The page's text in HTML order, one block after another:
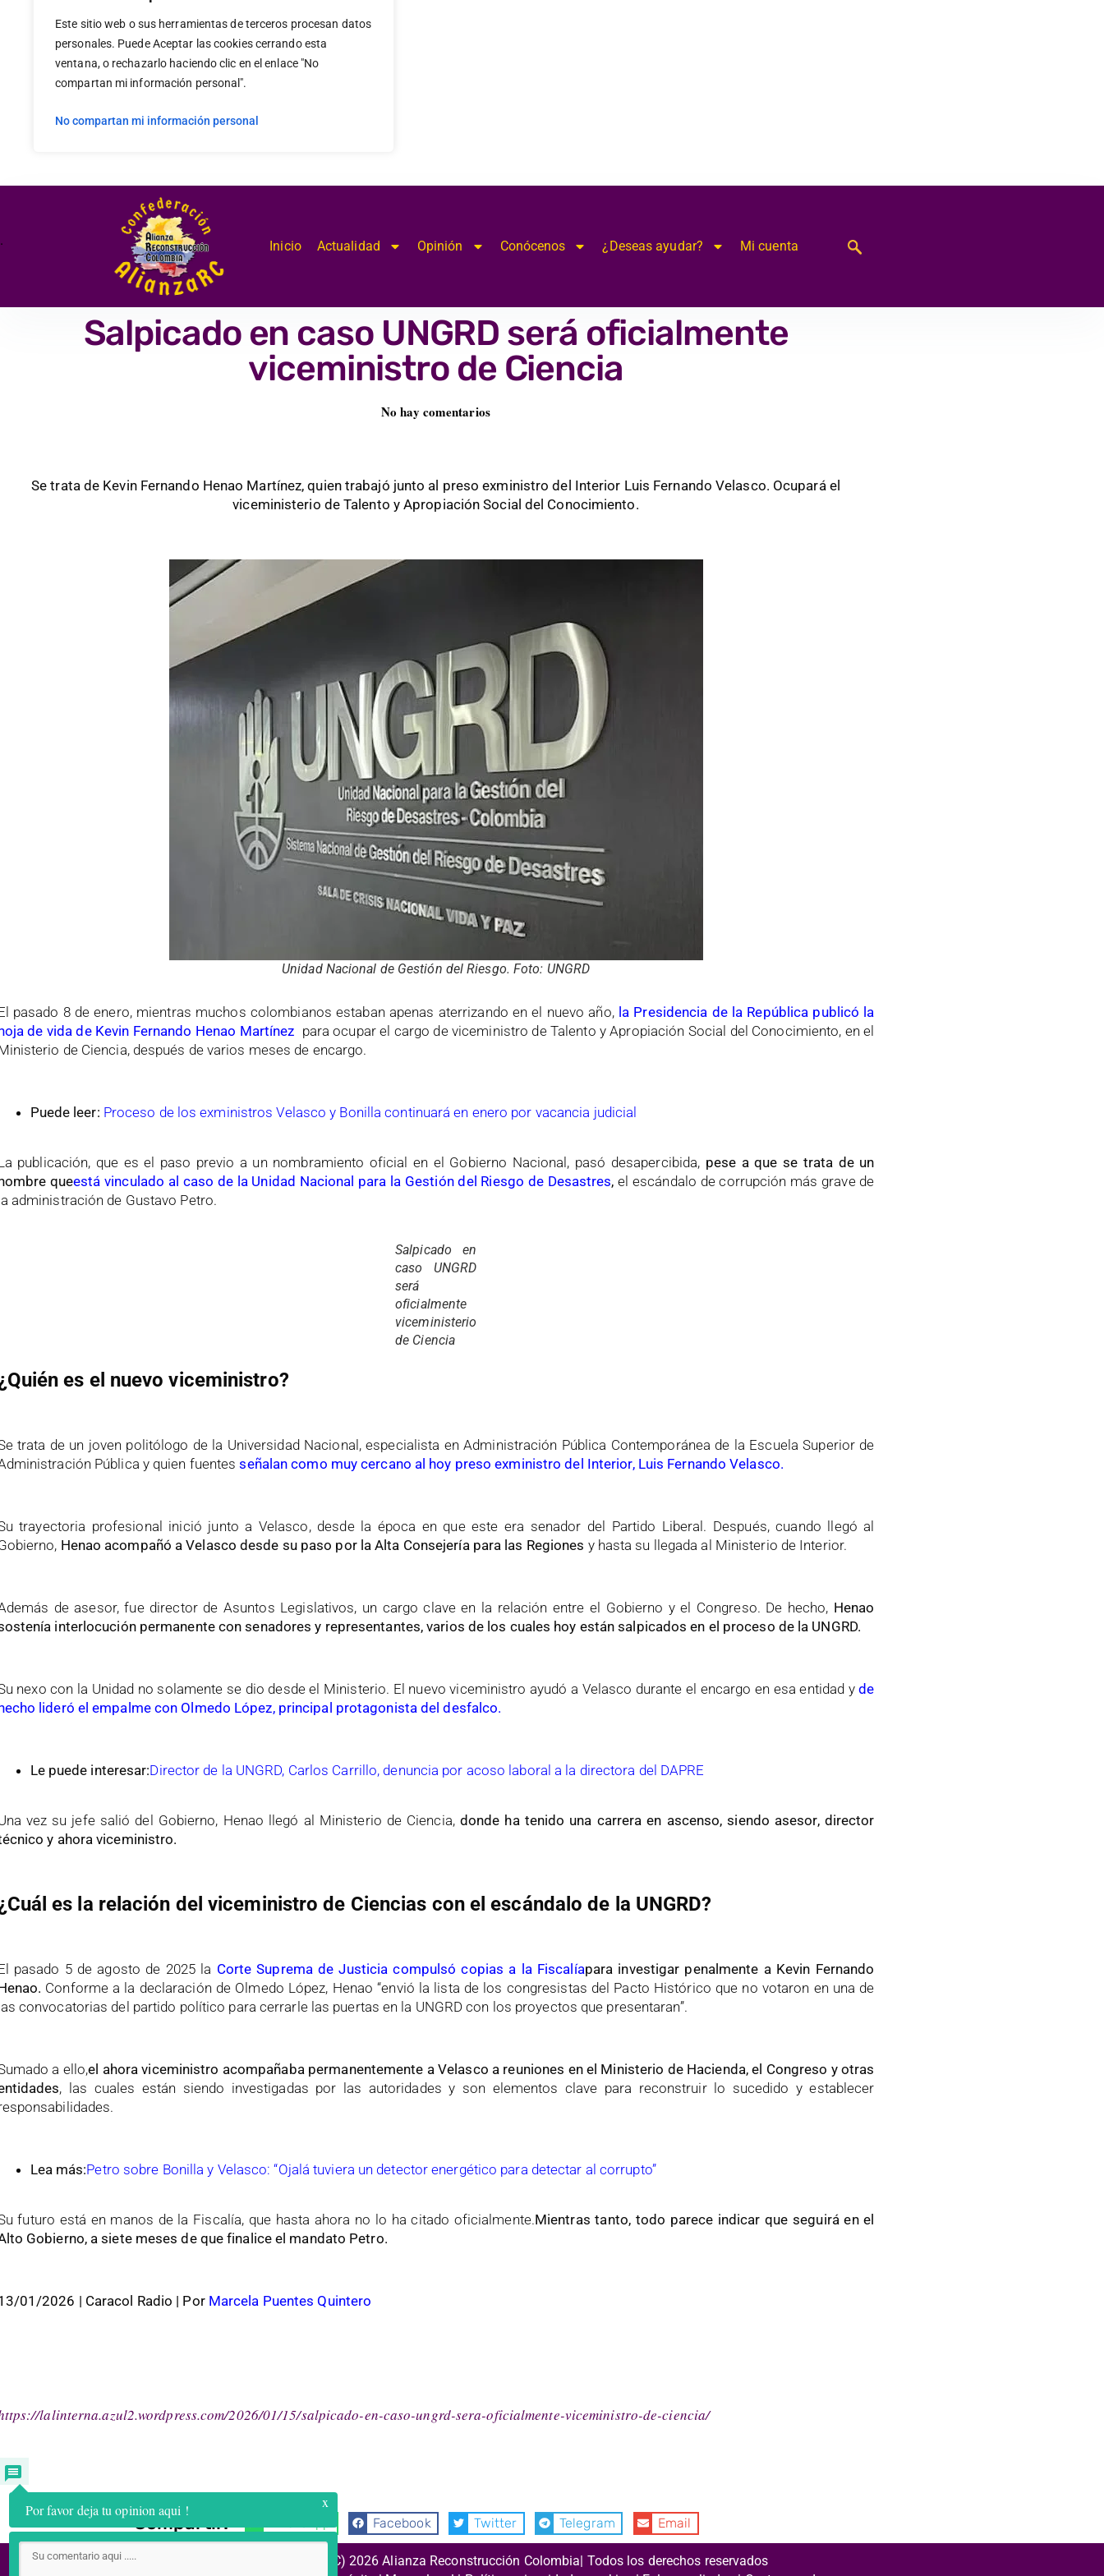
Este sitio web o sus herramientas de terceros procesan datos
personales. Puede Aceptar las cookies cerrando esta
ventana, o rechazarlo haciendo clic en el enlace "No
compartan mi información personal".
No compartan mi información personal
. Inicio Actualidad Opinión Conócenos ¿Deseas ayudar? Mi cuenta
Salpicado en caso UNGRD será oficialmente
viceministro de Ciencia
No hay comentarios
Se trata de Kevin Fernando Henao Martínez, quien trabajó junto al preso exministro del Interior Luis Fernando Velasco. Ocupará el
viceministerio de Talento y Apropiación Social del Conocimiento.
Unidad Nacional de Gestión del Riesgo. Foto: UNGRD
pasado 8 de enero, mientras muchos colombianos estaban apenas aterrizando en el nuevo año, la Presidencia de la República publicó la
de vida de Kevin Fernando Henao Martínez para ocupar el cargo de viceministro de Talento y Apropiación Social del Conocimiento, en el
de Ciencia, después de varios meses de encargo.
Puede leer: Proceso de los exministros Velasco y Bonilla continuará en enero por vacancia judicial
publicación, que es el paso previo a un nombramiento oficial en el Gobierno Nacional, pasó desapercibida, pese a que se trata de un
queestá vinculado al caso de la Unidad Nacional para la Gestión del Riesgo de Desastres, el escándalo de corrupción más grave de
administración de Gustavo Petro.
Salpicado en
caso UNGRD
será
oficialmente
viceministerio
de Ciencia
es el nuevo viceministro?
trata de un joven politólogo de la Universidad Nacional, especialista en Administración Pública Contemporánea de la Escuela Superior de
Pública y quien fuentesseñalan como muy cercano al hoy preso exministro del Interior, Luis Fernando Velasco.
trayectoria profesional inició junto a Velasco, desde la época en que este era senador del Partido Liberal. Después, cuando llegó al
Henao acompañó a Velasco desde su paso por la Alta Consejería para las Regiones y hasta su llegada al Ministerio de Interior.
de asesor, fue director de Asuntos Legislativos, un cargo clave en la relación entre el Gobierno y el Congreso. De hecho, Henao
interlocución permanente con senadores y representantes, varios de los cuales hoy están salpicados en el proceso de la UNGRD.
nexo con la Unidad no solamente se dio desde el Ministerio. El nuevo viceministro ayudó a Velasco durante el encargo en esa entidad yde
lideró el empalme con Olmedo López, principal protagonista del desfalco.
Le puede interesar:Director de la UNGRD, Carlos Carrillo, denuncia por acoso laboral a la directora del DAPRE
vez su jefe salió del Gobierno, Henao llegó al Ministerio de Ciencia, donde ha tenido una carrera en ascenso, siendo asesor, director
y ahora viceministro.
es la relación del viceministro de Ciencias con el escándalo de la UNGRD?
pasado 5 de agosto de 2025 la Corte Suprema de Justicia compulsó copias a la Fiscalíapara investigar penalmente a Kevin Fernando
Conforme a la declaración de Olmedo López, Henao “envió la lista de los congresistas del Pacto Histórico que no votaron en una de
convocatorias del partido político para cerrarle las puertas en la UNGRD con los proyectos que presentaran”.
a ello,el ahora viceministro acompañaba permanentemente a Velasco a reuniones en el Ministerio de Hacienda, el Congreso y otras
, las cuales están siendo investigadas por las autoridades y son elementos clave para reconstruir lo sucedido y establecer
Lea más:Petro sobre Bonilla y Velasco: “Ojalá tuviera un detector energético para detectar al corrupto”
futuro está en manos de la Fiscalía, que hasta ahora no lo ha citado oficialmente.Mientras tanto, todo parece indicar que seguirá en el
Gobierno, a siete meses de que finalice el mandato Petro.
01/2026 | Caracol Radio | Por Marcela Puentes Quintero
lalinterna.azul2.wordpress.com/2026/01/15/salpicado-en-caso-ungrd-sera-oficialmente-viceministro-de-ciencia/
Por favor deja tu opinion aqui ! x
Compartir: Facebook Twitter Telegram Email
(C) 2026 Alianza Reconstrucción Colombia| Todos los derechos reservados